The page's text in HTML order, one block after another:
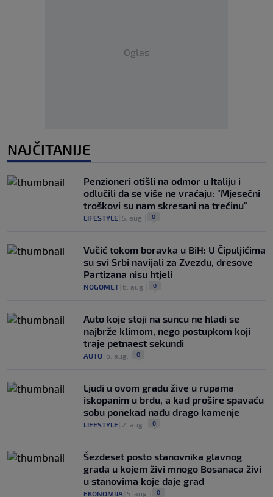
Oglas
NAJČITANIJE
Penzioneri otišli na odmor u Italiju i
odlučili da se više ne vraćaju: "Mjesečni
troškovi su nam skresani na trećinu"
LIFESTYLE 5. aug. 0
Vučić tokom boravka u BiH: U Čipuljićima
su svi Srbi navijali za Zvezdu, dresove
Partizana nisu htjeli
NOGOMET 6. aug. 0
Auto koje stoji na suncu ne hladi se
najbrže klimom, nego postupkom koji
traje petnaest sekundi
AUTO 6. aug. 0
Ljudi u ovom gradu žive u rupama
iskopanim u brdu, a kad prošire spavaću
sobu ponekad nađu drago kamenje
LIFESTYLE 2. aug. 0
Šezdeset posto stanovnika glavnog
grada u kojem živi mnogo Bosanaca živi
u stanovima koje daje grad
EKONOMIJA 5. aug. 0